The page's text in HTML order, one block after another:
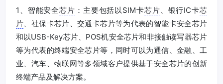
1、智能安全芯片 ：主要包括以SIM卡芯片 、银行IC卡芯
片 、社保卡芯片、交通卡芯片等为代表的智能卡安全芯片
和以USB-Key芯片、POS机安全芯片和非接触读写器芯片
等为代表的终端安全芯片等，同时可以为通信、金融、工
业、汽车、物联网等多领域客户提供基于安全芯片的创新
终端产品及解决方案。